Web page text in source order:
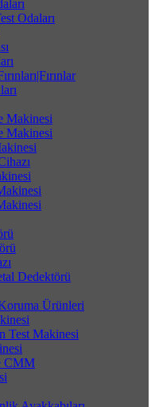
Odaları
Makinesi
Makinesi
Dedektörü
Ürünleri
Test Makinesi
CMM